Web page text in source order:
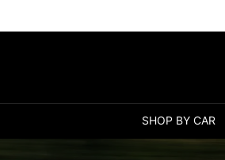
SHOP BY CAR